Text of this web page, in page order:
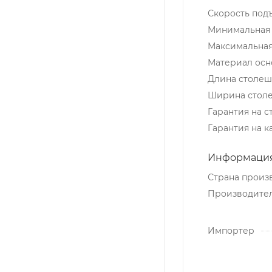
Скорость
Минимальная
Материал
Длина
Ширина
Гарантия на
Гарантия на
Страна
Импортер